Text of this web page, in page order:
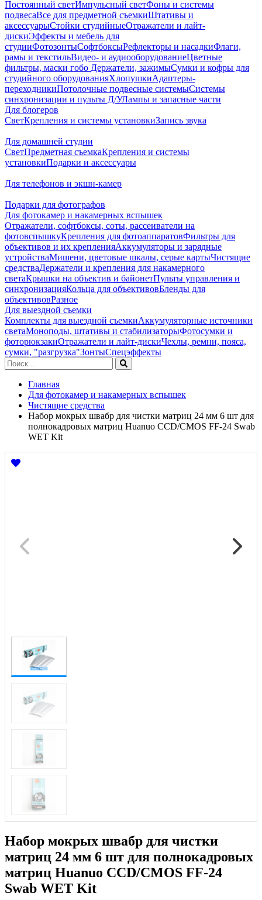
Постоянный светИмпульсный светФоны и системы
подвесаВсе для предметной съемкиШтативы и
аксессуарыСтойки студийныеОтражатели и лайт-
дискиЭффекты и мебель для
студииФотозонтыСофтбоксыРефлекторы и насадкиФлаги,
рамы и текстильВидео- и аудиооборудованиеЦветные
фильтры, маски гобо Держатели, зажимыСумки и кофры для
студийного оборудованияХлопушкиАдаптеры-
переходникиПотолочные подвесные системыСистемы
синхронизации и пульты Д/УЛампы и запасные части
Для блогеров
СветКрепления и системы установкиЗапись звука
Для домашней студии
СветПредметная съемкаКрепления и системы
установкиПодарки и аксессуары
Для телефонов и экшн-камер
Подарки для фотографов
Для фотокамер и накамерных вспышек
Отражатели, софтбоксы, соты, рассеиватели на
фотовспышкуКрепления для фотоаппаратовФильтры для
объективов и их крепленияАккумуляторы и зарядные
устройстваМишени, цветовые шкалы, серые картыЧистящие
средстваДержатели и крепления для накамерного
светаКрышки на объектив и байонетПульты управления и
синхронизацияКольца для объективовБленды для
объективовРазное
Для выездной съемки
Комплекты для выездной съемкиАккумуляторные источники
светаМоноподы, штативы и стабилизаторыФотосумки и
фоторюкзакиОтражатели и лайт-дискиЧехлы, ремни, пояса,
сумки, "разгрузка"ЗонтыСпецэффекты
Главная
Для фотокамер и накамерных вспышек
Чистящие средства
Набор мокрых швабр для чистки матриц 24 мм 6 шт для
полнокадровых матриц Huanuo CCD/CMOS FF-24 Swab
WET Kit
Набор мокрых швабр для чистки
матриц 24 мм 6 шт для полнокадровых
матриц Huanuo CCD/CMOS FF-24
Swab WET Kit